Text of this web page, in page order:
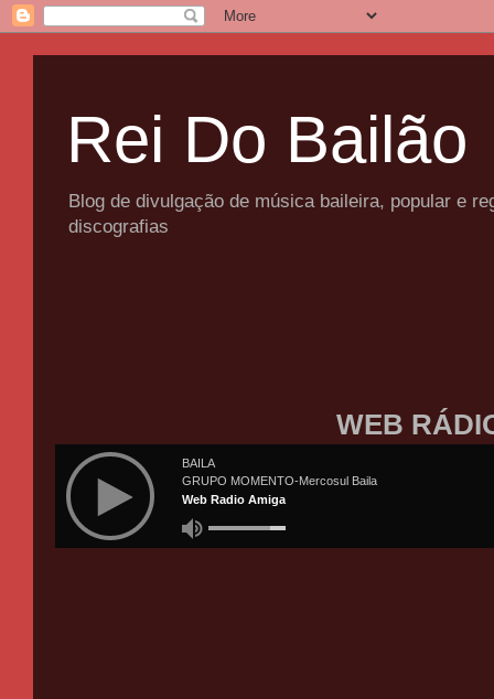
Rei Do Bailão
Blog de divulgação de música baileira, popular e
discografias
WEB